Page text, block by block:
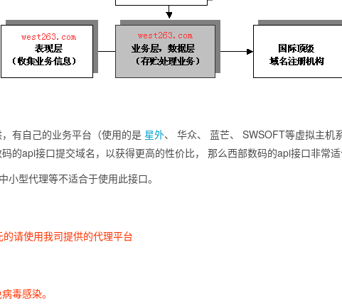
有自己的业务平台（使用的是 星外、 华众、 蓝芒、 SWSOFT等虚拟主机
的api接口提交域名，以获得更高的性价比， 那么西部数码的api接口非常适
型代理等不适合于使用此接口。
请使用我司提供的代理平台
毒感染。